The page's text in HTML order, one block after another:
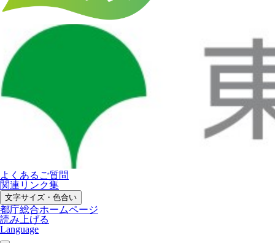
よくあるご質問
関連リンク集
文字サイズ・色合い
都庁総合ホームページ
読み上げる
Language